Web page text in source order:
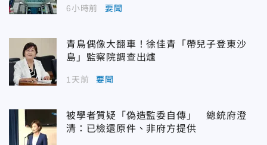
6小時前 要聞
青鳥偶像大翻車！徐佳青「帶兒子登東沙
島」監察院調查出爐
1天前 要聞
被學者質疑「偽造監委自傳」 總統府澄
清：已檢還原件、非府方提供